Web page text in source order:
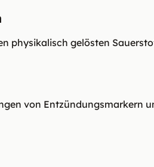
physikalisch gelösten
von Entzündungsmarkern